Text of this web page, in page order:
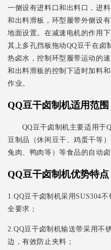
一侧设有进料口和出料口，进
和出料滑板，环型履带外侧设
地面设置。在减速电机的作用
其上多孔挡板拖动QQ豆干在卤
热卤水，控制环型履带运动的
和出料滑板的控制下适时加料
作业。
QQ豆干卤制机适用范围
QQ豆干卤制机主要适用于
豆制品（休闲豆干、鸡蛋干等
兔肉、鸭肉等）等食品的自动卤
QQ豆干卤制机优势特点
1.QQ豆干卤制机采用SUS304
全要求；
2.QQ豆干卤制机输送带采用不
边，有效防止夹料；